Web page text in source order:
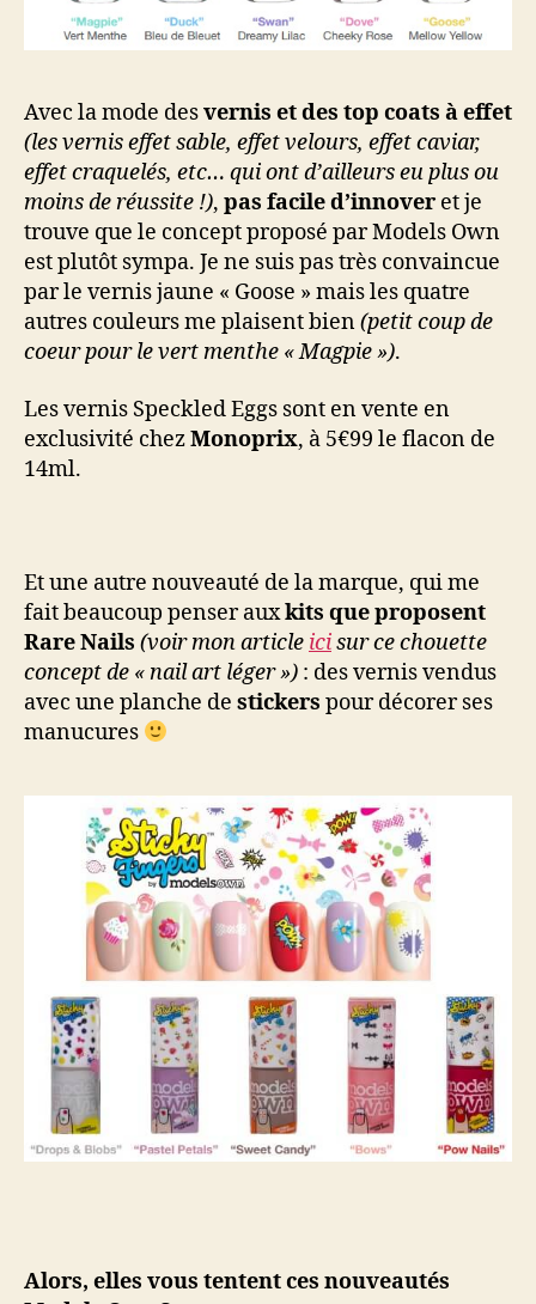
Avec la mode desvernis et des top coats à effet
(les vernis effet sable, effet velours, effet caviar,
effet craquelés, etc… qui ont d’ailleurs eu plus ou
moins de réussite !), pas facile d’innover et je
trouve que le concept proposé par Models Own
est plutôt sympa. Je ne suis pas très convaincue
par le vernis jaune « Goose » mais les quatre
autres couleurs me plaisent bien(petit coup de
coeur pour le vert menthe « Magpie »).
Les vernis Speckled Eggs sont en vente en
exclusivité chezMonoprix, à 5€99 le flacon de
14ml.
Et une autre nouveauté de la marque, qui me
fait beaucoup penser auxkits que proposent
Rare Nails (voir mon article icisur ce chouette
concept de « nail art léger ») : des vernis vendus
avec une planche de stickers pour décorer ses
manucures
Alors, elles vous tentent ces nouveautés